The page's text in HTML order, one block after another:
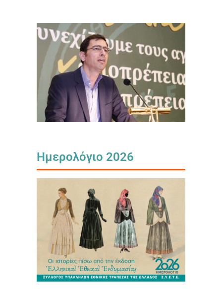
Ημερολόγιο 2026